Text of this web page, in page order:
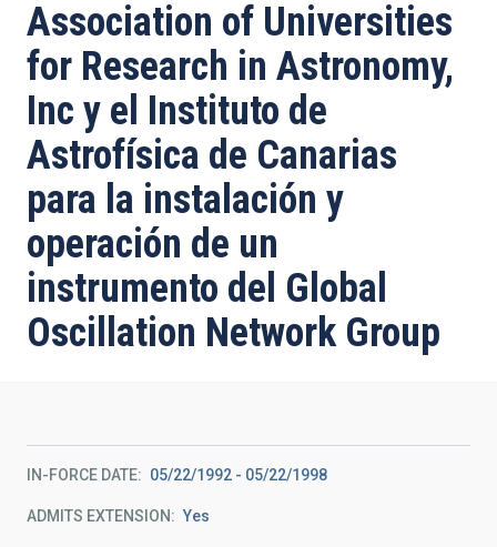
Association of Universities
for Research in Astronomy,
Inc y el Instituto de
Astrofísica de Canarias
para la instalación y
operación de un
instrumento del Global
Oscillation Network Group
IN-FORCE DATE 05/22/1992 - 05/22/1998
ADMITS EXTENSION Yes